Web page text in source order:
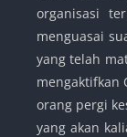
organisasi
menguasai
yang telah
mengaktifkan
orang pergi
yang akan